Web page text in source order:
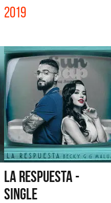
2019
LA RESPUESTA -
SINGLE